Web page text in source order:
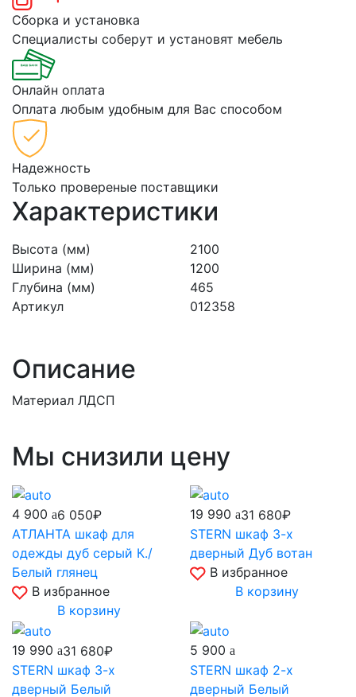
Сборка и установка
Специалисты соберут и установят мебель
Онлайн оплата
Оплата любым удобным для Вас способом
Надежность
Только провереные поставщики
Характеристики
Высота (мм)
2100
Ширина (мм)
1200
Глубина (мм)
465
Артикул
012358
Описание
Материал ЛДСП
Мы снизили цену
4 900
6 050₽
АТЛАНТА шкаф для
одежды дуб серый К./
Белый глянец
В избранное
В корзину
19 990
31 680₽
STERN шкаф 3-х
дверный Дуб вотан
В избранное
В корзину
19 990
31 680₽
STERN шкаф 3-х
дверный Белый
5 900
STERN шкаф 2-х
дверный Белый